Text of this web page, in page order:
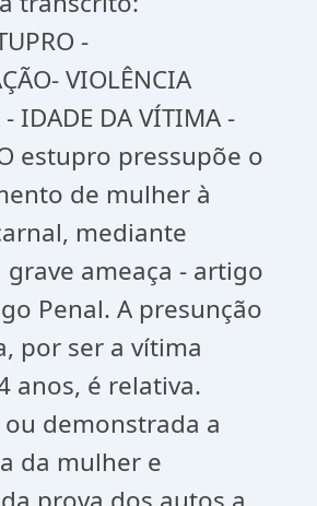
-
VIOLÊNCIA
- IDADE DA VÍTIMA -
O estupro pressupõe o
de mulher à
mediante
ameaça - artigo
Penal. A presunção
por ser a vítima
anos, é relativa.
demonstrada a
da mulher e